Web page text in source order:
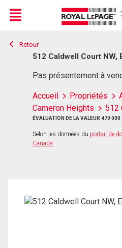
Live
En Direct
Menu
Retour
512 Caldwell Court NW,
Pas présentement à
Accueil Propriétés
Cameron Heights
512
ÉVALUATION DE LA VALEUR 470 000
Selon les données du portail de
Canada